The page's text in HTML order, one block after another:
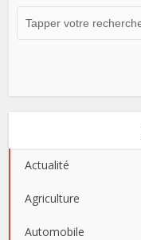
Actualité
Agriculture
Automobile